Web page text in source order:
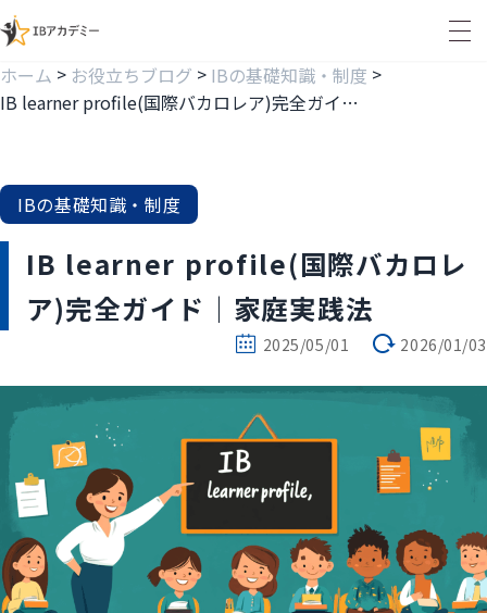
ホーム > お役立ちブログ > IBの基礎知識・制度 >
IB learner profile(国際バカロレア)完全ガイド｜家庭実践法
IBの基礎知識・制度
IB learner profile(国際バカロレ
ア)完全ガイド｜家庭実践法
2025/05/01 2026/01/03